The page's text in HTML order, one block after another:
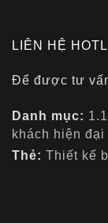
LIÊN HỆ
Để được tư
Danh mục:
khách hiện đại
Thẻ: Thiết kế